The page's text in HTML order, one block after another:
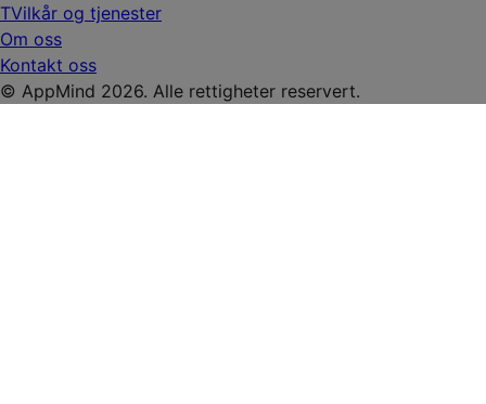
TVilkår og tjenester
Om oss
Kontakt oss
© AppMind 2026. Alle rettigheter reservert.